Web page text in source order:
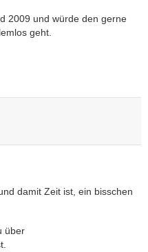
2009 und würde den gerne
geht.
damit Zeit ist, ein bisschen
über